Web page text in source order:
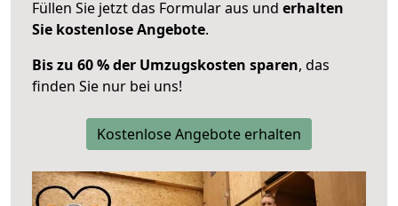
Füllen Sie jetzt das Formular aus und erhalten
Sie kostenlose Angebote.
Bis zu 60 % der Umzugskosten sparen, das
finden Sie nur bei uns!
Kostenlose Angebote erhalten